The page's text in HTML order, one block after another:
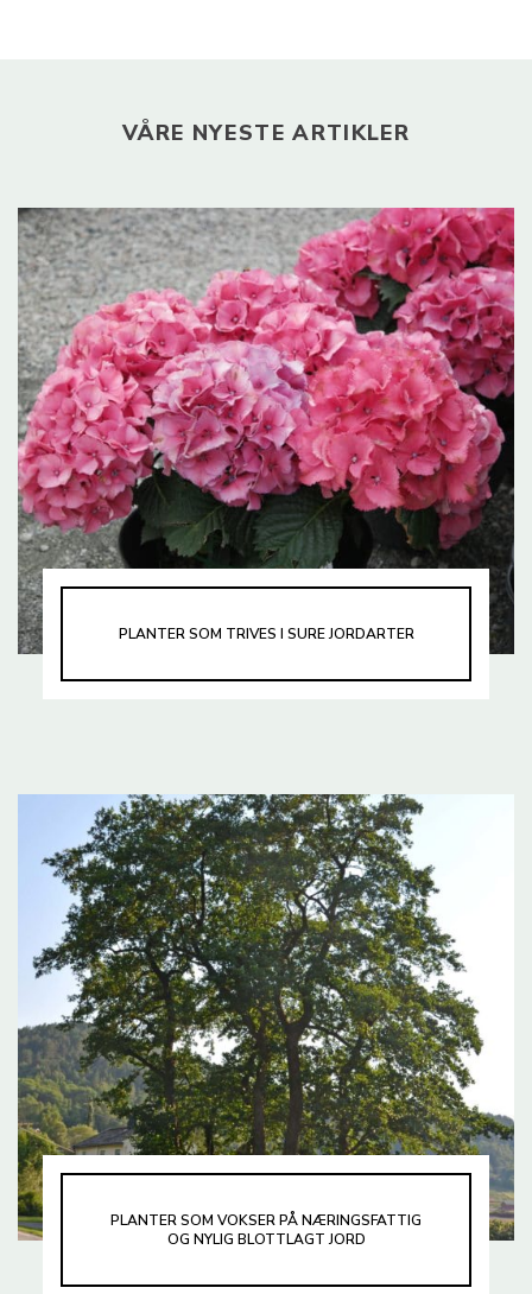
VÅRE NYESTE ARTIKLER
PLANTER SOM TRIVES I SURE JORDARTER
PLANTER SOM VOKSER PÅ NÆRINGSFATTIG
OG NYLIG BLOTTLAGT JORD